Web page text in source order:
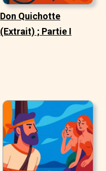
Don Quichotte
(Extrait) ; Partie I